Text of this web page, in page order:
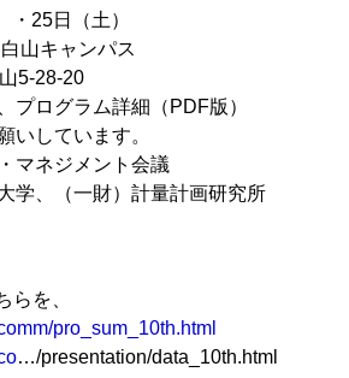
25日（土）
山キャンパス
28-20
ログラム詳細（PDF版）
しています。
ネジメント会議
、（一財）計量計画研究所
を、
pro_sum_10th.html
…/presentation/data_10th.html